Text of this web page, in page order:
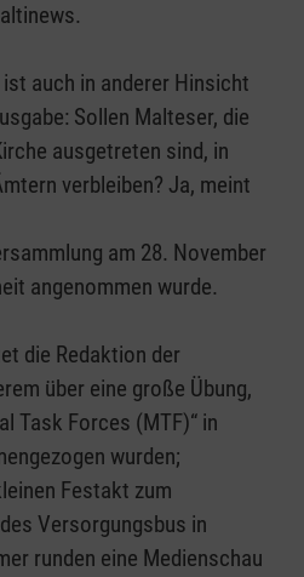
auch in anderer Hinsicht
Sollen Malteser, die
ausgetreten sind, in
verbleiben? Ja, meint
am 28. November
angenommen wurde.
die Redaktion der
über eine große Übung,
Task Forces (MTF)“ in
wurden;
Festakt zum
Versorgungsbus in
runden eine Medienschau